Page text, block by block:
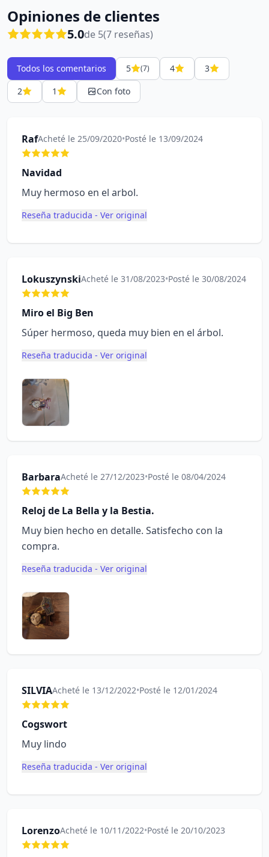
Opiniones de clientes
5.0de 5(7 reseñas)
Todos los comentarios 5 (7) 4
3
2
1 Con foto
RafAcheté le 25/09/2020•Posté le 13/09/2024
Navidad
Muy hermoso en el arbol.
Reseña traducida - Ver original
LokuszynskiAcheté le 31/08/2023•Posté le 30/08/2024
Miro el Big Ben
Súper hermoso, queda muy bien en el árbol.
Reseña traducida - Ver original
BarbaraAcheté le 27/12/2023•Posté le 08/04/2024
Reloj de La Bella y la Bestia.
Muy bien hecho en detalle. Satisfecho con la
compra.
Reseña traducida - Ver original
SILVIAAcheté le 13/12/2022•Posté le 12/01/2024
Cogswort
Muy lindo
Reseña traducida - Ver original
LorenzoAcheté le 10/11/2022•Posté le 20/10/2023